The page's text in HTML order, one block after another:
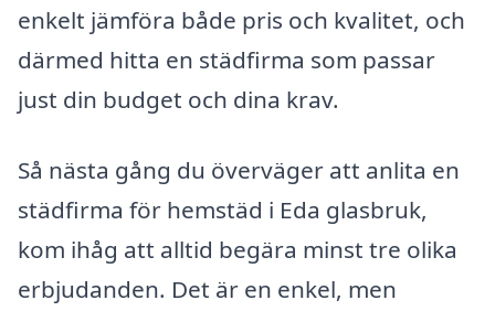
enkelt jämföra både pris och kvalitet, och
därmed hitta en städfirma som passar
just din budget och dina krav.
Så nästa gång du överväger att anlita en
städfirma för hemstäd i Eda glasbruk,
kom ihåg att alltid begära minst tre olika
erbjudanden. Det är en enkel, men